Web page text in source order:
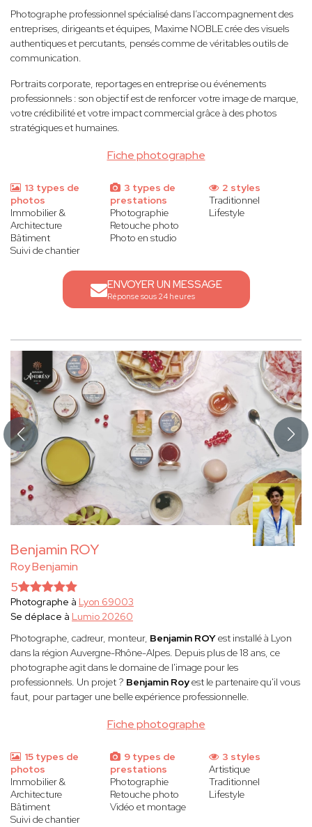
Fiche photographe
Photographe professionnel spécialisé dans l’accompagnement des
entreprises, dirigeants et équipes, Maxime NOBLE crée des visuels
authentiques et percutants, pensés comme de véritables outils de
communication.
Portraits corporate, reportages en entreprise ou événements
professionnels : son objectif est de renforcer votre image de marque,
votre crédibilité et votre impact commercial grâce à des photos
stratégiques et humaines.
13 types de
photos
Immobilier &
Architecture
Bâtiment
Suivi de chantier
3 types de
prestations
Photographie
Retouche photo
Photo en studio
2 styles
Traditionnel
Lifestyle
ENVOYER UN MESSAGE
Réponse sous 24 heures
Benjamin ROY
Roy Benjamin
Fiche photographe
5
Photographe à Lyon 69003
Se déplace à Lumio 20260
Photographe, cadreur, monteur, Benjamin ROYest installé à Lyon
dans la région Auvergne-Rhône-Alpes. Depuis plus de 18 ans, ce
photographe agit dans le domaine de l'image pour les
professionnels. Un projet ? Benjamin Royest le partenaire qu'il vous
faut, pour partager une belle expérience professionnelle.
15 types de
photos
Immobilier &
Architecture
Bâtiment
Suivi de chantier
9 types de
prestations
Photographie
Retouche photo
Vidéo et montage
3 styles
Artistique
Traditionnel
Lifestyle